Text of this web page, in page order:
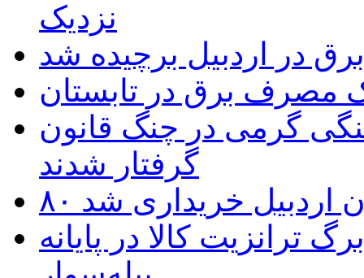
نزدیک
مصرف برق در تابستان
گرمی در چنگ قانون
گرفتار شدند
اردبیل خریداری شد
کالا در پایانه